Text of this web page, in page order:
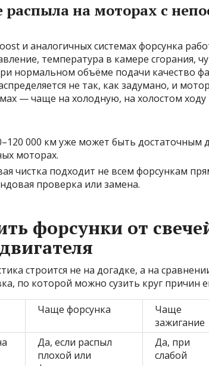
на моторах с
и аналогичных системах форсунка
температура в камере сгорания,
нормальном объёме подачи качество
не так, как задумано, и
— чаще на холодную, на холостом
000 км уже может быть достаточным
моторах.
чистка подходит не всем форсункам
проверка или замена.
форсунки от
строится не на догадке, а на
по которой можно сузить круг причин
Чаще форсунка
Чаще
зажигание
Да, если распыл
плохой или
Да, при
слабой